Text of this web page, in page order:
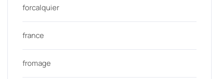
forcalquier
france
fromage